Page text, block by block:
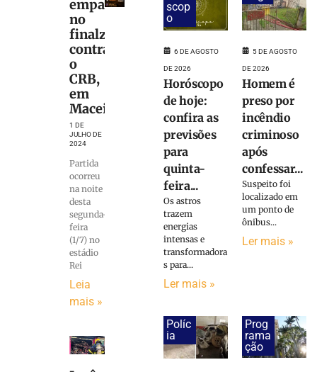
empate
no
finalzinho
contra
o
CRB,
em
Maceió
1 DE
JULHO DE
2024
Partida
ocorreu
na noite
desta
segunda-
feira
(1/7) no
estádio
Rei
Leia
mais »
scop
o
6 DE AGOSTO
DE 2026
Horóscopo
de hoje:
confira as
previsões
para
quinta-
feira...
Os astros
trazem
energias
intensas e
transformadora
s para...
Ler mais »
5 DE AGOSTO
DE 2026
Homem é
preso por
incêndio
criminoso
após
confessar...
Suspeito foi
localizado em
um ponto de
ônibus...
Ler mais »
Políc
ia
Prog
rama
ção